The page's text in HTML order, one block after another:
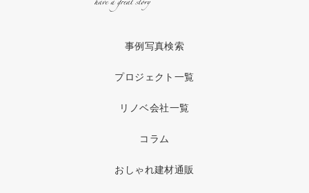
事例写真検索
プロジェクト一覧
リノベ会社一覧
コラム
おしゃれ建材通販